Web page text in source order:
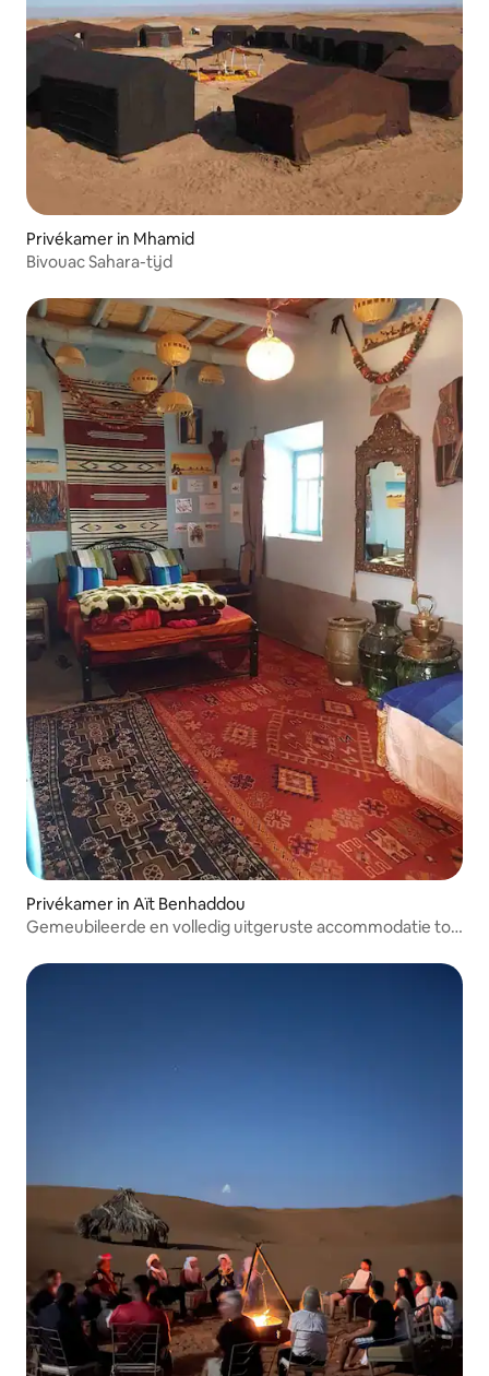
Privékamer in Mhamid
Bivouac Sahara-tijd
Privékamer in Aït Benhaddou
Gemeubileerde en volledig uitgeruste accommodatie tot